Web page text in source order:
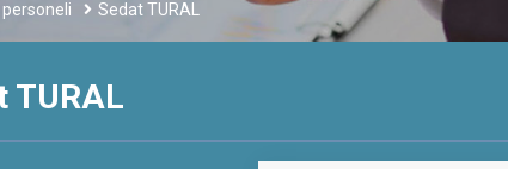
Sedat TURAL
TURAL